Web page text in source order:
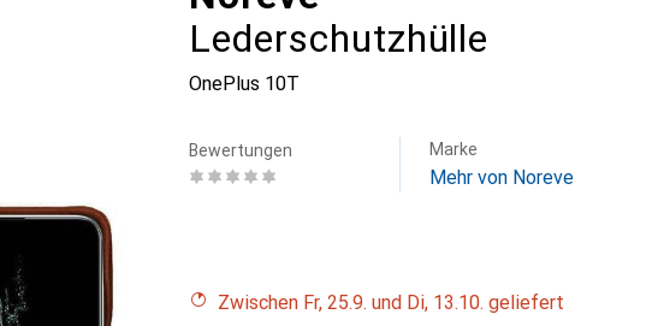
Lederschutzhülle
OnePlus 10T
Bewertungen Marke
Mehr von Noreve
Zwischen Fr, 25.9. und Di, 13.10. geliefert